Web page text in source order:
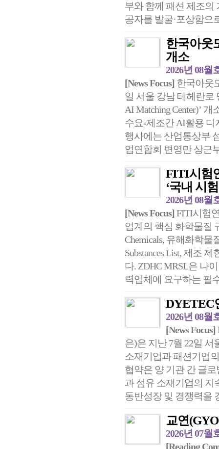
부와 함께 패션 제조의
공자를 발굴·포상함으
한국아웃
개소
2026년 08월
[News Focus] 한국아웃
일 서울 강남 테헤란로
AI Matching Center)’
수요-제조간 AI활용 디
행사에는 산업통상부
업연합회 변영만 상근
FITI시험
‘국내 시
2026년 08월
[News Focus]FITI시험
업계의 핵심 화학물질
Chemicals, 유해화학물
Substances List, 제조
다. ZDHC MRSL은 나
력업체에 요구하는 필
DYETEC
2026년 08월
[News Focus]
은)은 지난 7월 22일
소재기업과 패션기업
협약은 양 기관 간 글
과 섬유 소재기업의 지
동반성장 및 경쟁력을
교연
2026년 07월
[Reading